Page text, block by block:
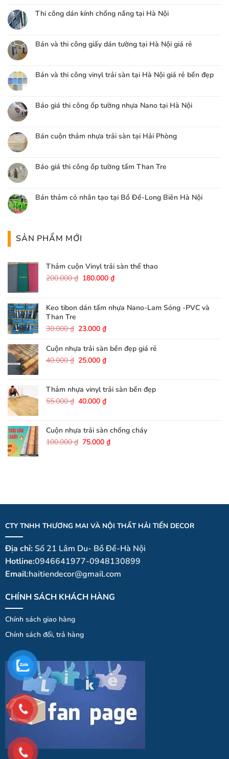
Thi công dán kính chống nắng tại Hà Nội
Bán và thi công giấy dán tường tại Hà Nội giá rẻ
Bán và thi công vinyl trải sàn tại Hà Nội giá rẻ bền đẹp
Báo giá thi công ốp tường nhựa Nano tại Hà Nội
Bán cuộn thảm nhựa trải sàn tại Hải Phòng
Báo giá thi công ốp tường tấm Than Tre
Bán thảm cỏ nhân tạo tại Bồ Đề-Long Biên Hà Nội
SẢN PHẨM MỚI
Thảm cuộn Vinyl trải sàn thể thao
200.000₫ Giá
200.000 ₫.
180.000₫Giá
là:
180.000 ₫.
Keo tibon dán tấm nhựa Nano-Lam Sóng -PVC và
Than Tre
30.000₫ Giá
là:
30.000 ₫.
23.000₫Giá
tại
là:
23.000 ₫.
Cuộn nhựa trải sàn bền đẹp giá rẻ
40.000₫ Giá
40.000 ₫.
25.000₫Giá
là:
25.000 ₫.
Thảm nhựa vinyl trải sàn bền đẹp
55.000₫ Giá
55.000 ₫.
40.000₫Giá
là:
40.000 ₫.
Cuộn nhựa trải sàn chống cháy
100.000₫ Giá
75.000₫Giá
CTY TNHH THƯƠNG MAI VÀ NỘI THẤT HẢI TIẾN DECOR
Địa chỉ:Số 21 Lâm Du- Bồ Đề-Hà Nội
Hotline:0946641977-0948130899
Email:haitiendecor@gmail.com
CHÍNH SÁCH KHÁCH HÀNG
Chính sách giao hàng
Chínhsáchđổi, trả hàng